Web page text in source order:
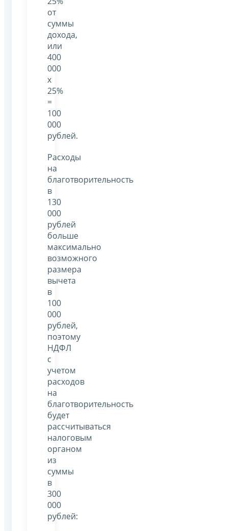
от
суммы
дохода,
или
400
000
х
25%
=
100
000
рублей.
Расходы
на
благотворительность
в
130
000
рублей
больше
максимально
возможного
размера
вычета
в
100
000
рублей,
поэтому
НДФЛ
с
учетом
расходов
на
благотворительность
будет
рассчитываться
налоговым
органом
из
суммы
в
300
000
рублей: